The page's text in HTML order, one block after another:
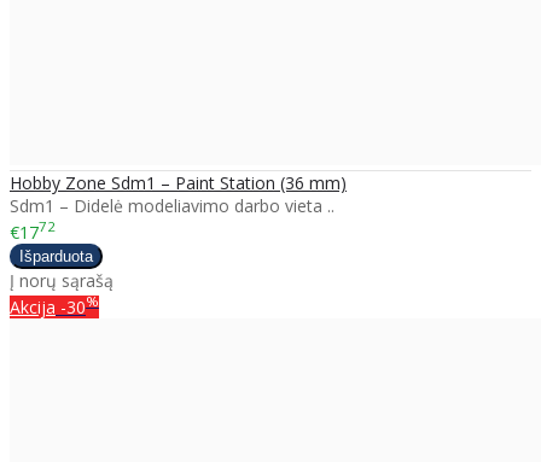
Hobby Zone Sdm1 – Paint Station (36 mm)
Sdm1 – Didelė modeliavimo darbo vieta ..
€1772
Į norų sąrašą
Akcija -30%